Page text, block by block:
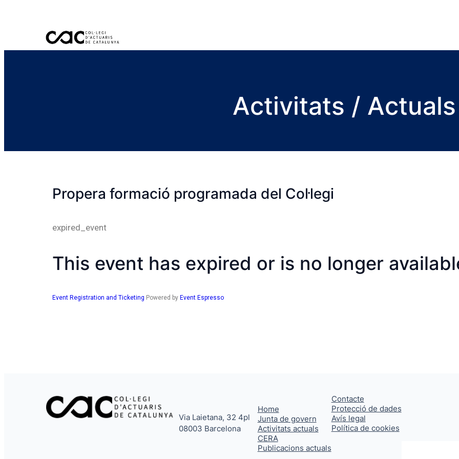
Activitats / Actuals
Propera formació programada del Col·legi
expired_event
This event has expired or is no longer
Event Registration and Ticketing Powered by Event Espresso
Via Laietana, 32 4pl
08003 Barcelona
Home
Junta de govern
Activitats actuals
CERA
Publicacions actuals
Contacte
Protecció de dades
Avís legal
Política de cookies